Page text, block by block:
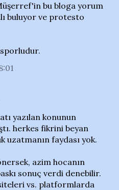
bu bloga yorum
buluyor ve protesto
yazılan konunun
herkes fikrini beyan
uzatmanın faydası yok.
azim hocanın
sonuç verdi denebilir.
vs. platformlarda